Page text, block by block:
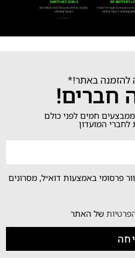
חברים!
חמים לפני כולם
לחברי המועדון
פרסומי באמצעות דוא״ל, מסרונים
של האתר